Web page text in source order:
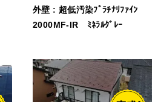
外壁 : 超低汚染ﾌﾟﾗﾁﾅﾘﾌｧｲﾝ
2000MF-IR ﾐﾈﾗﾙｸﾞﾚｰ